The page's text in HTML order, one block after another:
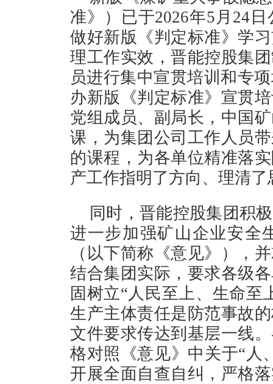
准》）已于2026年5月24
做好新版《判定标准》学
理工作实效，晋能控股集
员进行集中宣贯培训和专
办新版《判定标准》宣贯
党组成员、副局长，中国
课，为集团公司工作人员
的课程，为各单位精准落
产工作指明了方向、理清
同时，晋能控股集团积
进一步加强矿山企业安全
（以下简称《意见》），
结合集团实际，要求各级
固树立“人民至上、生命至
生产主体责任是防范事故
文件要求传达到基层一线
格对照《意见》中关于“人
开展全面自查自纠，严格